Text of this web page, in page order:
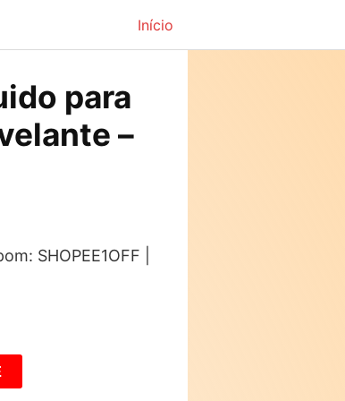
Início
para
–
SHOPEE1OFF |